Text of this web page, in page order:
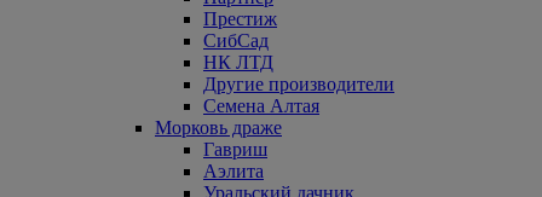
Престиж
СибСад
НК ЛТД
Другие производители
Семена Алтая
Морковь драже
Гавриш
Аэлита
Уральский дачник